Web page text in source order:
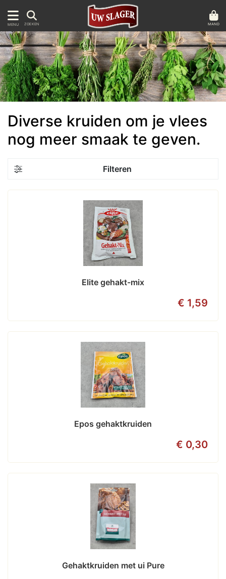
MENU ZOEKEN MAND
Diverse kruiden om je vlees
nog meer smaak te geven.
Filteren
Elite gehakt-mix
€ 1,59
Epos gehaktkruiden
€ 0,30
Gehaktkruiden met ui Pure